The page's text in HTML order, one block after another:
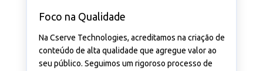
Foco na Qualidade
Na Cserve Technologies, acreditamos na criação de
conteúdo de alta qualidade que agregue valor ao
seu público. Seguimos um rigoroso processo de